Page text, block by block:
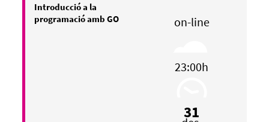
Introducció a la
programació amb GO
on-line
23:00h
31